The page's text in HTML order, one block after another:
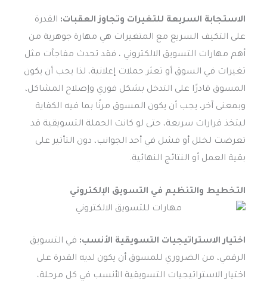
الاستجابة السريعة للتغيرات وتجاوز العقبات: القدرة
على التكيف السريع مع المتغيرات هي مهارة جوهرية من
أهم مهارات التسويق الالكتروني ، فقد تحدث مفاجآت مثل
تغيرات في السوق أو تعثر حملات إعلانية، لذا يجب أن يكون
المسوق قادرًا على التدخل بشكل فوري وإصلاح المشاكل،
وبمعنى آخر، يجب أن يكون المسوق مرنًا بما فيه الكفاية
ليتخذ قرارات سريعة، حتى لو كانت الحملة التسويقية قد
تعرضت لخلل أو فشل في أحد الجوانب، دون التأثير على
بقية العمل أو النتائج النهائية.
التخطيط والتنظيم في التسويق الإلكتروني
اختيار الاستراتيجيات التسويقية الأنسب: في التسويق
الرقمي، من الضروري للمسوق أن يكون لديه القدرة على
اختيار الاستراتيجيات التسويقية الأنسب في كل مرحلة،